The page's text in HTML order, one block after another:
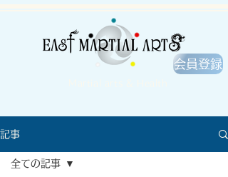
会員登録
記事
全ての記事